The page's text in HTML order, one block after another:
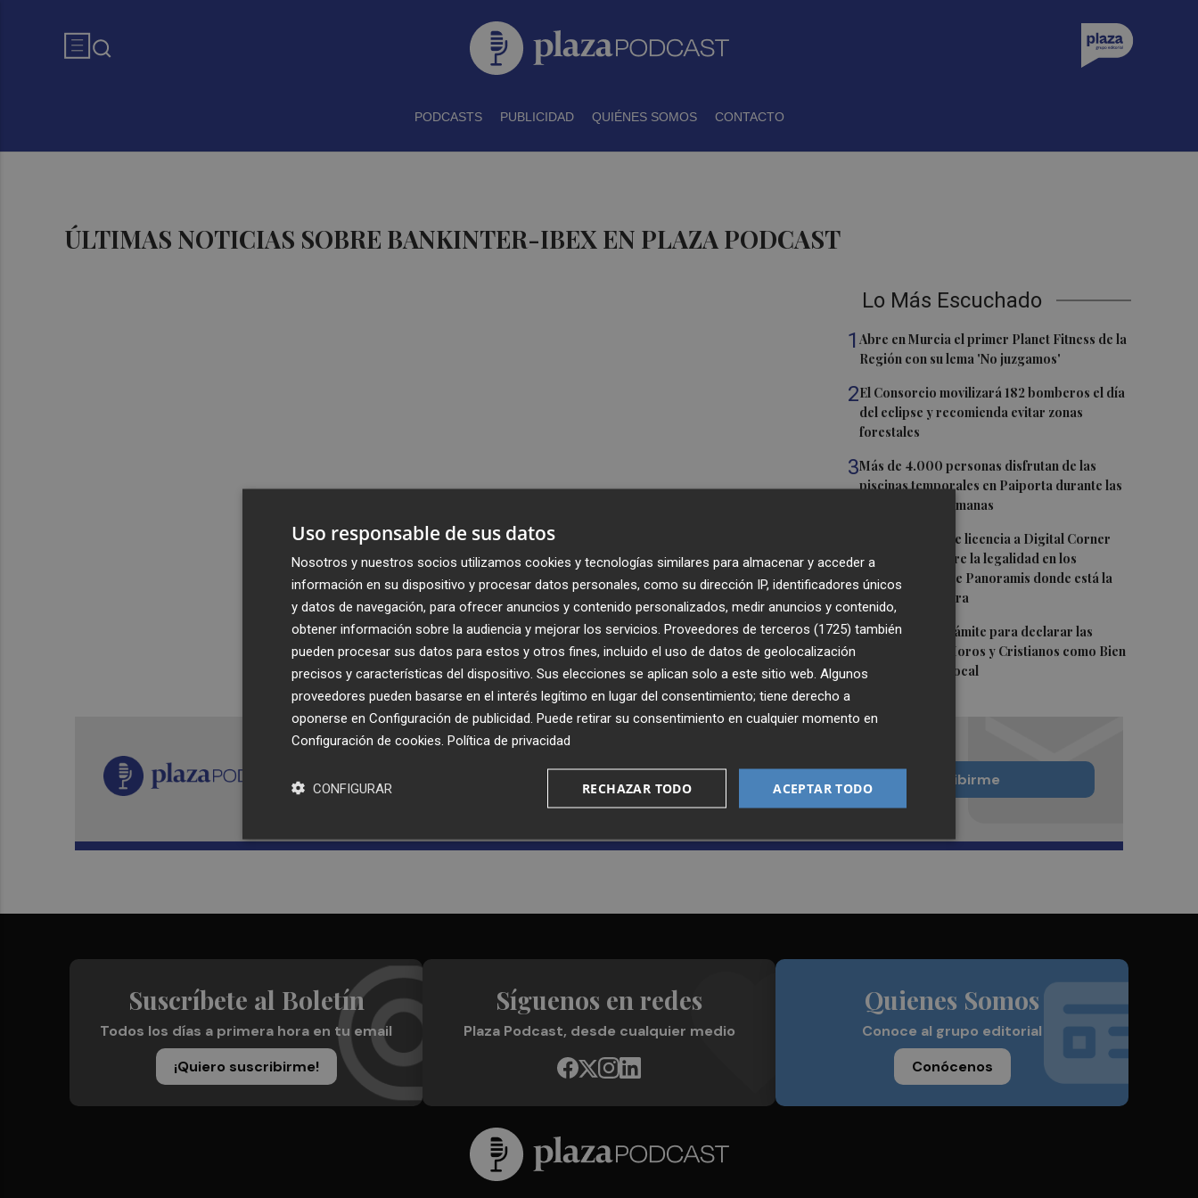
PODCASTS PUBLICIDAD QUIÉNES SOMOS CONTACTO
ÚLTIMAS NOTICIAS SOBRE BANKINTER-IBEX EN PLAZA PODCAST
Lo Más Escuchado
1Abre en Murcia el primer Planet Fitness de la
Región con su lema 'No juzgamos'
2El Consorcio movilizará 182 bomberos el día
del eclipse y recomienda evitar zonas
forestales
3Más de 4.000 personas disfrutan de las
piscinas temporales en Paiporta durante las
primeras dos semanas
Alicante concede licencia a Digital Corner
para que restaure la legalidad en los
antiguos cines de Panoramis donde está la
sede de la Cámara
5Elche inicia el trámite para declarar las
Embajadas de Moros y Cristianos como Bien
de Relevancia Local
Recibe toda la actualidad de
Plaza Podcast en tu correo
Quiero suscribirme
Suscríbete al Boletín
Todos los días a primera hora en tu email
¡Quiero suscribirme!
Síguenos en redes
Plaza Podcast, desde cualquier medio
Quienes Somos
Conoce al grupo editorial
Conócenos
Uso responsable de sus datos
Nosotros y nuestros socios utilizamos cookies y tecnologías similares para almacenar y acceder a
información en su dispositivo y procesar datos personales, como su dirección IP, identificadores únicos
y datos de navegación, para ofrecer anuncios y contenido personalizados, medir anuncios y contenido,
obtener información sobre la audiencia y mejorar los servicios. Proveedores de terceros (1725) también
pueden procesar sus datos para estos y otros fines, incluido el uso de datos de geolocalización
precisos y características del dispositivo. Sus elecciones se aplican solo a este sitio web. Algunos
proveedores pueden basarse en el interés legítimo en lugar del consentimiento; tiene derecho a
oponerse en Configuración de publicidad . Puede retirar su consentimiento en cualquier momento en
Configuración de cookies Política de privacidad
ACEPTAR TODO
RECHAZAR TODO
CONFIGURAR